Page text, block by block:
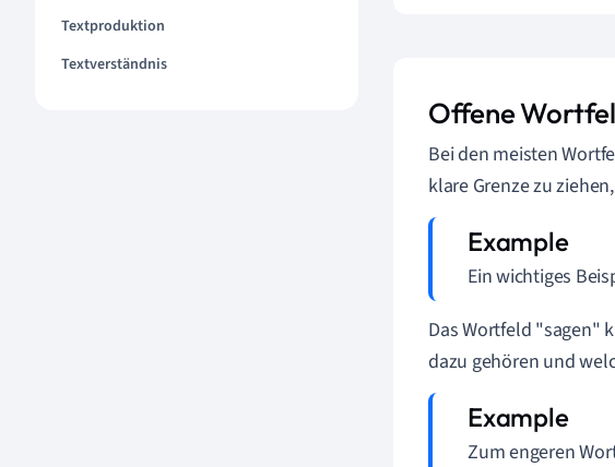
Textproduktion
Textverständnis
Offene
Bei den meisten
klare Grenze zu
Ein wichtiges
Das Wortfeld "sagen"
dazu gehören und
Zum engeren